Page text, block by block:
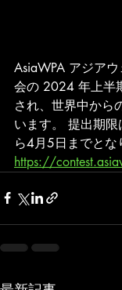
AsiaWPA アジア
会の 2024 年上半
され、世界中から
います。 提出期
ら4月5日までとな
https://